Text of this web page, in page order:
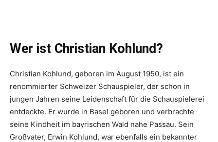
Wer ist Christian Kohlund?
Christian Kohlund, geboren im August 1950, ist ein
renommierter Schweizer Schauspieler, der schon in
jungen Jahren seine Leidenschaft für die Schauspielerei
entdeckte. Er wurde in Basel geboren und verbrachte
seine Kindheit im bayrischen Wald nahe Passau. Sein
Großvater, Erwin Kohlund, war ebenfalls ein bekannter